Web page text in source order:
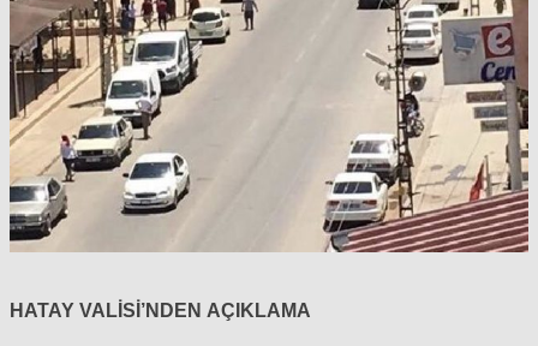
HATAY VALİSİ’NDEN AÇIKLAMA